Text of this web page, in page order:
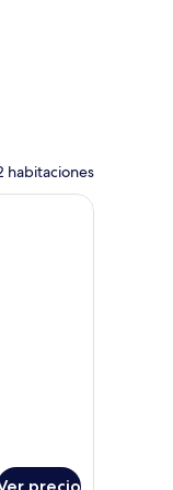
fin de semana ago
habitaciones
con una cama grande,